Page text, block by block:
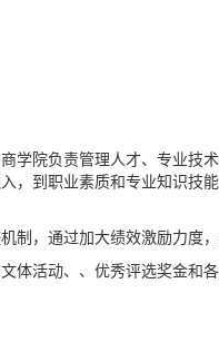
学院负责管理人才、专业技
，到职业素质和专业知识技
，通过加大绩效激励力度
体活动、、优秀评选奖金和